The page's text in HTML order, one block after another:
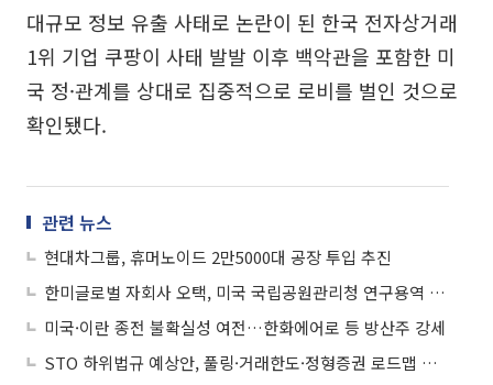
대규모 정보 유출 사태로 논란이 된 한국 전자상거래
1위 기업 쿠팡이 사태 발발 이후 백악관을 포함한 미
국 정·관계를 상대로 집중적으로 로비를 벌인 것으로
확인됐다.
관련 뉴스
현대차그룹, 휴머노이드 2만5000대 공장 투입 추진
한미글로벌 자회사 오택, 미국 국립공원관리청 연구용역 수주
미국·이란 종전 불확실성 여전…한화에어로 등 방산주 강세
STO 하위법규 예상안, 풀링·거래한도·정형증권 로드맵 제시